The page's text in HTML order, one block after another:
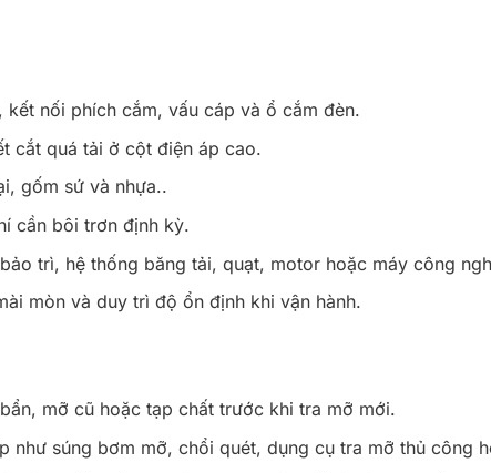
nối phích cắm, vấu cáp và ổ cắm đèn.
cắt quá tải ở cột điện áp cao.
gốm sứ và nhựa..
cần bôi trơn định kỳ.
trì, hệ thống băng tải, quạt, motor hoặc máy công
mòn và duy trì độ ổn định khi vận hành.
mỡ cũ hoặc tạp chất trước khi tra mỡ mới.
như súng bơm mỡ, chổi quét, dụng cụ tra mỡ thủ công